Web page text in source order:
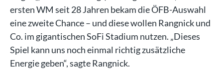
ersten WM seit 28 Jahren bekam die ÖFB-Auswahl
eine zweite Chance – und diese wollen Rangnick und
Co. im gigantischen SoFi Stadium nutzen. „Dieses
Spiel kann uns noch einmal richtig zusätzliche
Energie geben“, sagte Rangnick.